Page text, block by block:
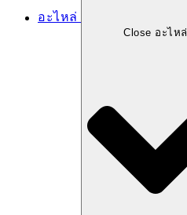
อะไหล่
Close อะไหล่